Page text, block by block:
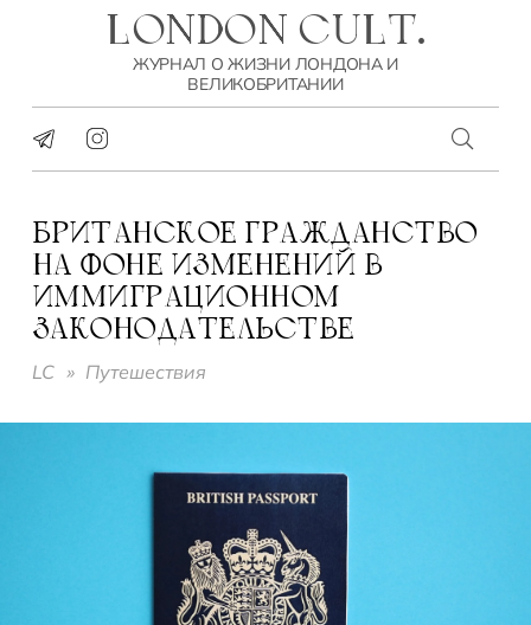
LONDON CULT.
ЖУРНАЛ О ЖИЗНИ ЛОНДОНА И
ВЕЛИКОБРИТАНИИ
БРИТАНСКОЕ ГРАЖДАНСТВО
НА ФОНЕ ИЗМЕНЕНИЙ В
ИММИГРАЦИОННОМ
ЗАКОНОДАТЕЛЬСТВЕ
LC » Путешествия